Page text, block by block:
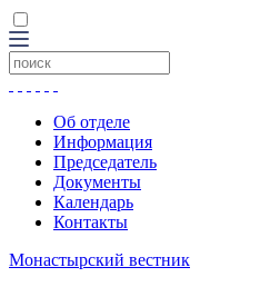
Об отделе
Информация
Председатель
Документы
Календарь
Контакты
Монастырский вестник